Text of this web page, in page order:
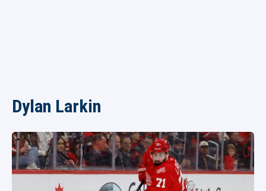
Dylan Larkin